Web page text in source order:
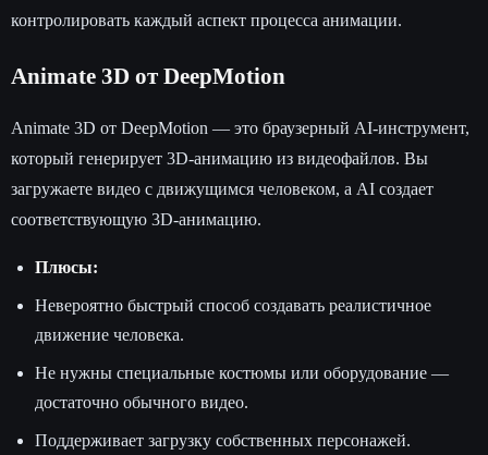
контролировать каждый аспект процесса анимации.
Animate 3D от DeepMotion
Animate 3D от DeepMotion — это браузерный AI-инструмент,
который генерирует 3D-анимацию из видеофайлов. Вы
загружаете видео с движущимся человеком, а AI создает
соответствующую 3D-анимацию.
Плюсы:
Невероятно быстрый способ создавать реалистичное
движение человека.
Не нужны специальные костюмы или оборудование —
достаточно обычного видео.
Поддерживает загрузку собственных персонажей.